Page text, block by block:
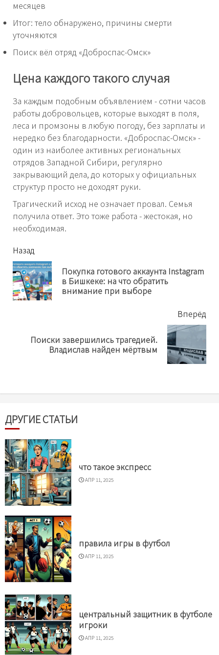
месяцев
Итог: тело обнаружено, причины смерти
уточняются
Поиск вёл отряд «Доброспас-Омск»
Цена каждого такого случая
За каждым подобным объявлением - сотни часов
работы добровольцев, которые выходят в поля,
леса и промзоны в любую погоду, без зарплаты и
нередко без благодарности. «Доброспас-Омск» -
один из наиболее активных региональных
отрядов Западной Сибири, регулярно
закрывающий дела, до которых у официальных
структур просто не доходят руки.
Трагический исход не означает провал. Семья
получила ответ. Это тоже работа - жестокая, но
необходимая.
читать
еще
Назад
Покупка готового аккаунта Instagram
в Бишкеке: на что обратить
внимание при выборе
Вперёд
Поиски завершились трагедией.
Владислав найден мёртвым
ДРУГИЕ СТАТЬИ
что такое экспресс
АПР 11, 2025
правила игры в футбол
АПР 11, 2025
центральный защитник в футболе
игроки
АПР 11, 2025